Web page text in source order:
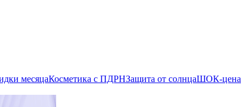
месяцаКосметика с ПДРНЗащита от солнцаШОК-цена